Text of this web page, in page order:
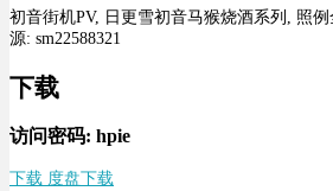
初音街机PV, 日更雪初音马猴烧酒系列, 照
源: sm22588321
下载
访问密码: hpie
下载 度盘下载